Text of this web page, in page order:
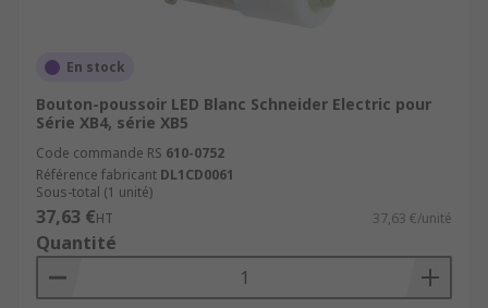
En stock
Bouton-poussoir LED Blanc Schneider Electric pour
Série XB4, série XB5
Code commande RS 610-0752
Référence fabricant DL1CD0061
Sous-total (1 unité)
37,63 €HT 37,63 €/unité
Quantité